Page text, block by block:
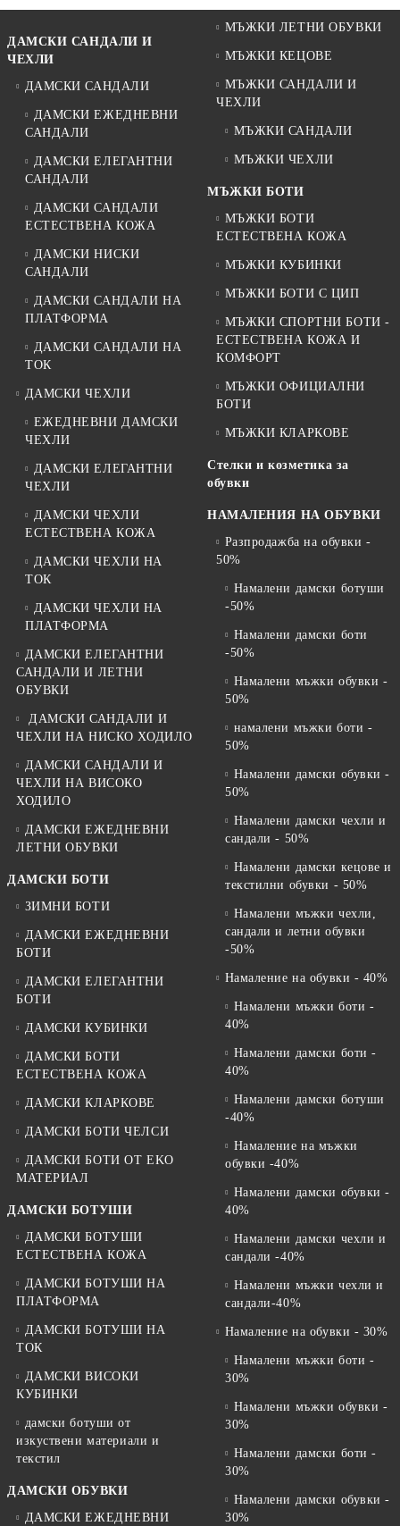
ДАМСКИ САНДАЛИ И
ЧЕХЛИ
ДАМСКИ САНДАЛИ
ДАМСКИ ЕЖЕДНЕВНИ
САНДАЛИ
ДАМСКИ ЕЛЕГАНТНИ
САНДАЛИ
ДАМСКИ САНДАЛИ
ЕСТЕСТВЕНА КОЖА
ДАМСКИ НИСКИ
САНДАЛИ
ДАМСКИ САНДАЛИ НА
ПЛАТФОРМА
ДАМСКИ САНДАЛИ НА
ТОК
ДАМСКИ ЧЕХЛИ
ЕЖЕДНЕВНИ ДАМСКИ
ЧЕХЛИ
ДАМСКИ ЕЛЕГАНТНИ
ЧЕХЛИ
ДАМСКИ ЧЕХЛИ
ЕСТЕСТВЕНА КОЖА
ДАМСКИ ЧЕХЛИ НА
ТОК
ДАМСКИ ЧЕХЛИ НА
ПЛАТФОРМА
ДАМСКИ ЕЛЕГАНТНИ
САНДАЛИ И ЛЕТНИ
ОБУВКИ
ДАМСКИ САНДАЛИ И
ЧЕХЛИ НА НИСКО ХОДИЛО
ДАМСКИ САНДАЛИ И
ЧЕХЛИ НА ВИСОКО
ХОДИЛО
ДАМСКИ ЕЖЕДНЕВНИ
ЛЕТНИ ОБУВКИ
ДАМСКИ БОТИ
ЗИМНИ БОТИ
ДАМСКИ ЕЖЕДНЕВНИ
БОТИ
ДАМСКИ ЕЛЕГАНТНИ
БОТИ
ДАМСКИ КУБИНКИ
ДАМСКИ БОТИ
ЕСТЕСТВЕНА КОЖА
ДАМСКИ КЛАРКОВЕ
ДАМСКИ БОТИ ЧЕЛСИ
ДАМСКИ БОТИ ОТ EKO
МАТЕРИАЛ
ДАМСКИ БОТУШИ
ДАМСКИ БОТУШИ
ЕСТЕСТВЕНА КОЖА
ДАМСКИ БОТУШИ НА
ПЛАТФОРМА
ДАМСКИ БОТУШИ НА
ТОК
ДАМСКИ ВИСОКИ
КУБИНКИ
дамски ботуши от
изкуствени материали и
текстил
ДАМСКИ ОБУВКИ
ДАМСКИ ЕЖЕДНЕВНИ
МЪЖКИ ЛЕТНИ ОБУВКИ
МЪЖКИ КЕЦОВЕ
МЪЖКИ САНДАЛИ И
ЧЕХЛИ
МЪЖКИ САНДАЛИ
МЪЖКИ ЧЕХЛИ
МЪЖКИ БОТИ
МЪЖКИ БОТИ
ЕСТЕСТВЕНА КОЖА
МЪЖКИ КУБИНКИ
МЪЖКИ БОТИ С ЦИП
МЪЖКИ СПОРТНИ БОТИ -
ЕСТЕСТВЕНА КОЖА И
КОМФОРТ
МЪЖКИ ОФИЦИАЛНИ
БОТИ
МЪЖКИ КЛАРКОВЕ
Стелки и козметика за
обувки
НАМАЛЕНИЯ НА ОБУВКИ
Разпродажба на обувки -
50%
Намалени дамски ботуши
-50%
Намалени дамски боти
-50%
Намалени мъжки обувки -
50%
намалени мъжки боти -
50%
Намалени дамски обувки -
50%
Намалени дамски чехли и
сандали - 50%
Намалени дамски кецове и
текстилни обувки - 50%
Намалени мъжки чехли,
сандали и летни обувки
-50%
Намаление на обувки - 40%
Намалени мъжки боти -
40%
Намалени дамски боти -
40%
Намалени дамски ботуши
-40%
Намаление на мъжки
обувки -40%
Намалени дамски обувки -
40%
Намалени дамски чехли и
сандали -40%
Намалени мъжки чехли и
сандали-40%
Намаление на обувки - 30%
Намалени мъжки боти -
30%
Намалени мъжки обувки -
30%
Намалени дамски боти -
30%
Намалени дамски обувки -
30%